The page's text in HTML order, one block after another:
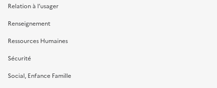
Relation à l’usager
Renseignement
Ressources Humaines
Sécurité
Social, Enfance Famille